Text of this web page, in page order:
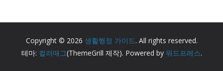
Copyright © 2026 생활행정 가이드. All rights reserved.
테마: 컬러매그(ThemeGrill 제작). Powered by 워드프레스.